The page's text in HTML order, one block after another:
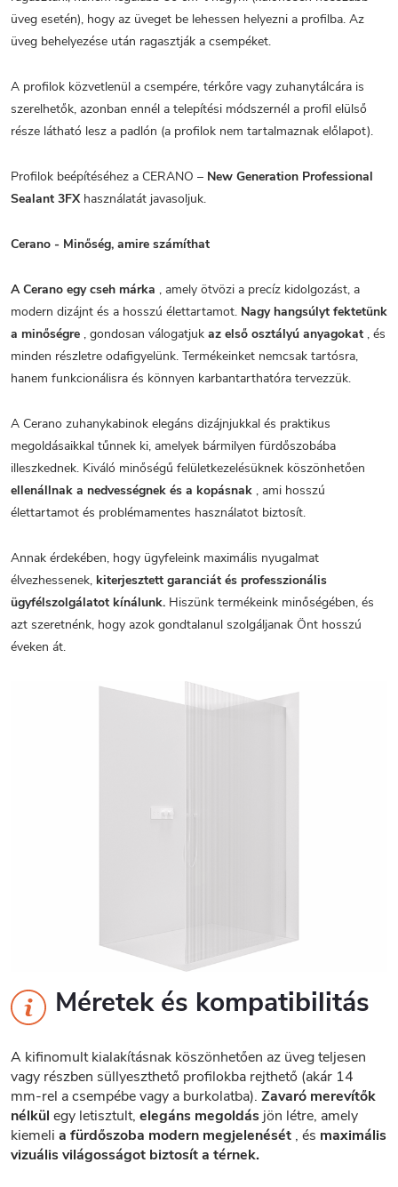
üveg esetén), hogy az üveget be lehessen helyezni a profilba. Az
üveg behelyezése után ragasztják a csempéket.
A profilok közvetlenül a csempére, térkőre vagy zuhanytálcára is
szerelhetők, azonban ennél a telepítési módszernél a profil elülső
része látható lesz a padlón (a profilok nem tartalmaznak előlapot).
Profilok beépítéséhez a CERANO – New Generation Professional
Sealant 3FXhasználatát javasoljuk.
Cerano - Minőség, amire számíthat
A Cerano egy cseh márka , amely ötvözi a precíz kidolgozást, a
modern dizájnt és a hosszú élettartamot. Nagy hangsúlyt fektetünk
a minőségre , gondosan válogatjuk az első osztályú anyagokat , és
minden részletre odafigyelünk. Termékeinket nemcsak tartósra,
hanem funkcionálisra és könnyen karbantarthatóra tervezzük.
A Cerano zuhanykabinok elegáns dizájnjukkal és praktikus
megoldásaikkal tűnnek ki, amelyek bármilyen fürdőszobába
illeszkednek. Kiváló minőségű felületkezelésüknek köszönhetően
ellenállnak a nedvességnek és a kopásnak , ami hosszú
élettartamot és problémamentes használatot biztosít.
Annak érdekében, hogy ügyfeleink maximális nyugalmat
élvezhessenek, kiterjesztett garanciát és professzionális
ügyfélszolgálatot kínálunk. Hiszünk termékeink minőségében, és
azt szeretnénk, hogy azok gondtalanul szolgáljanak Önt hosszú
éveken át.
Méretek és kompatibilitás
A kifinomult kialakításnak köszönhetően az üveg teljesen
vagy részben süllyeszthető profilokba rejthető (akár 14
mm-rel a csempébe vagy a burkolatba). Zavaró merevítők
nélkül egy letisztult, elegáns megoldás jön létre, amely
kiemeli a fürdőszoba modern megjelenését , és maximális
vizuális világosságot biztosít a térnek.